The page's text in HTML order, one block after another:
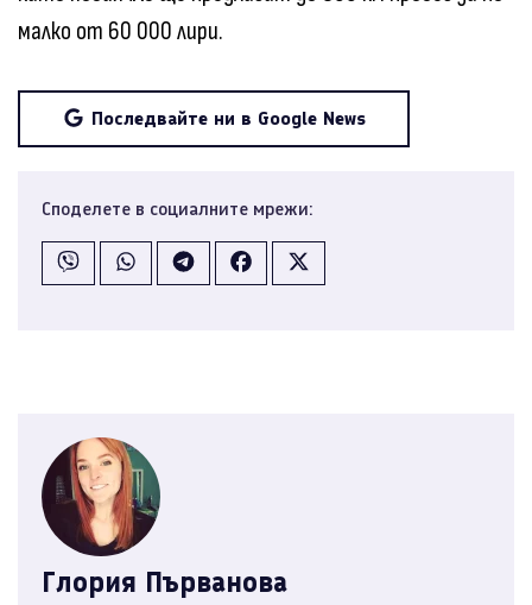
малко от 60 000 лири.
Последвайте ни в Google News
Споделете в социалните мрежи:
Глория Първанова